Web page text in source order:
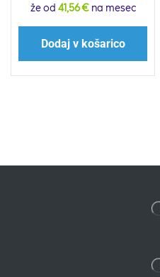
že od 41,56 €na mesec
Dodaj v košarico